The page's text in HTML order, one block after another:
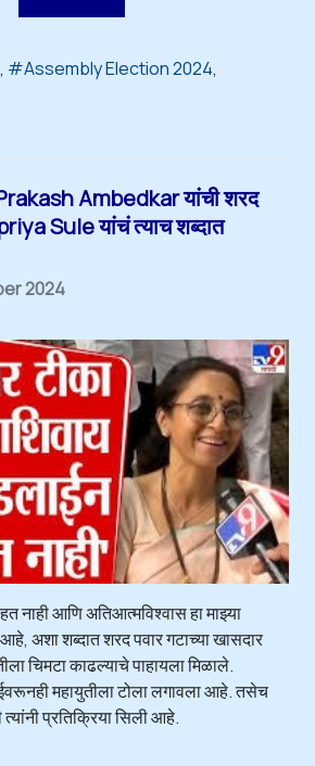
Assembly Election 2024
Ambedkar यांची शरद
Sule यांचं त्याच शब्दात
2024
नाही आणि अतिआत्मविश्वास हा माझ्या
अशा शब्दात शरद पवार गटाच्या खासदार
चिमटा काढल्याचे पाहायला मिळाले.
महायुतीला टोला लगावला आहे. तसेच
प्रतिक्रिया सिली आहे.